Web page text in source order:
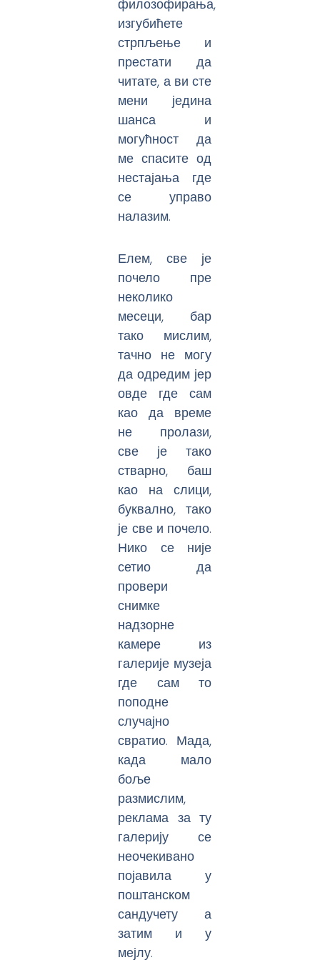
филозофирања,
изгубићете
стрпљење и
престати да
читате, а ви сте
мени једина
шанса и
могућност да
ме спасите од
нестајања где
се управо
налазим.
Елем, све је
почело пре
неколико
месеци, бар
тако мислим,
тачно не могу
да одредим јер
овде где сам
као да време
не пролази,
све је тако
стварно, баш
као на слици,
буквално, тако
је све и почело.
Нико се није
сетио да
провери
снимке
надзорне
камере из
галерије музеја
где сам то
поподне
случајно
свратио. Мада,
када мало
боље
размислим,
реклама за ту
галерију се
неочекивано
појавила у
поштанском
сандучету а
затим и у
мејлу.